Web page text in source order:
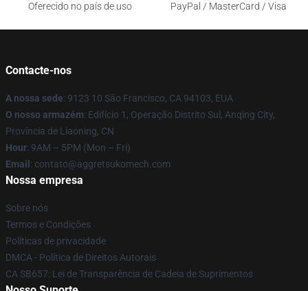
Oferecido no país de uso
PayPal / MasterCard / Visa
Contacte-nos
A nossa sede: 9123 10 São Francisco, CA 94103, EUA
O nosso armazém: Edifício 1, Operação Distrito Sul, Anqing City,
Província de Liaoning, CN
Hour: 9AM – 5PM (Mon – Fri)
Email : contato@aggretsukomech.com
Nossa empresa
Sobre nós
Termos e Condições
Políticas de privacidade
DMCA - Política de Direitos Autorais
CA SB657: Lei de Transparência de Cadeia de Suprimentos